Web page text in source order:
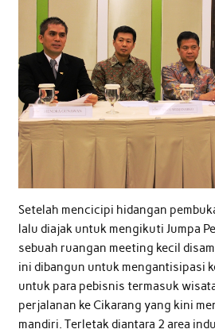
Setelah mencicipi hidangan
lalu diajak untuk mengikuti Jumpa
sebuah ruangan meeting kecil
ini dibangun untuk mengantisipasi
untuk para pebisnis termasuk
perjalanan ke Cikarang yang kini
mandiri. Terletak diantara 2 area